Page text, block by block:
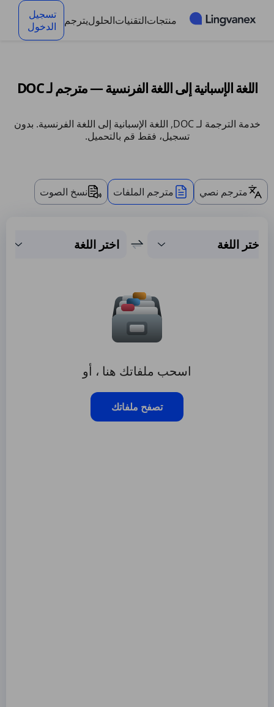
منتجاتالتقنياتالحلوليترجم
تسجيل
الدخول
اللغة الإسبانية إلى اللغة الفرنسية — مترجم لـ DOC
خدمة الترجمة لـ DOC, اللغة الإسبانية إلى اللغة الفرنسية. بدون
تسجيل، فقط قم بالتحميل.
مترجم نصي مترجم الملفات نسخ الصوت
اختر اللغة اختر اللغة
اسحب ملفاتك هنا ، أو
تصفح ملفاتك